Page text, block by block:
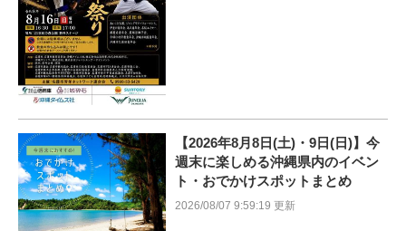
【2026年8月8日(土)・9日(日)】今
週末に楽しめる沖縄県内のイベン
ト・おでかけスポットまとめ
2026/08/07 9:59:19 更新